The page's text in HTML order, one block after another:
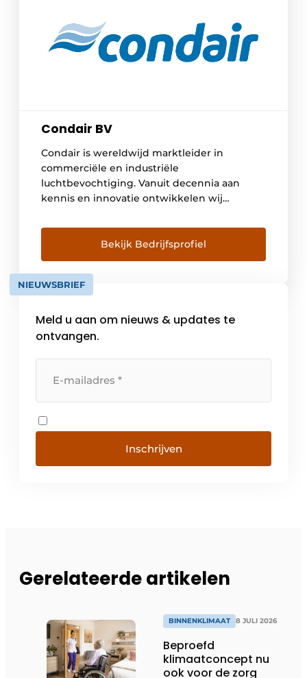
Condair BV
Condair is wereldwijd marktleider in
commerciële en industriële
luchtbevochtiging. Vanuit decennia aan
kennis en innovatie ontwikkelen wij
efficiëntie en betrouwbaarheid centraal
staan. Onze systemen worden toegepast in
meer dan 50 landen en zijn toonaangevend
in sectoren waar luchtkwaliteit direct
invloed heeft op mens, product en proces.
voor […]
Bekijk Bedrijfsprofiel
NIEUWSBRIEF
Meld u aan om nieuws & updates te
ontvangen.
Inschrijven
Gerelateerde artikelen
BINNENKLIMAAT 8 JULI 2026
Beproefd
klimaatconcept nu
ook voor de zorg